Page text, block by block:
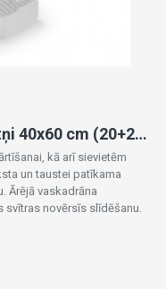
Higiēniskie vienreizējie paliktņi 40x60 cm (20+2 gab.) 513/22
kā arī sievietēm
un taustei patīkama
Ārējā vaskadrāna
svītras novērsīs slīdēšanu.